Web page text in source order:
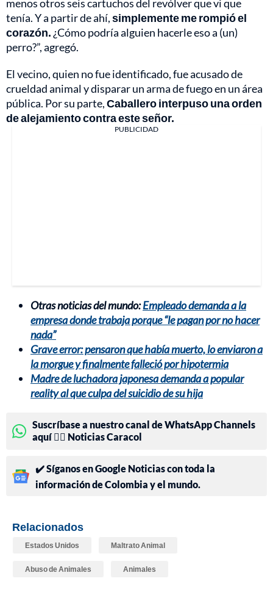
menos otros seis cartuchos del revólver que vi que
tenía. Y a partir de ahí,simplemente me rompió el
corazón. ¿Cómo podría alguien hacerle eso a (un)
perro?”, agregó.
El vecino, quien no fue identificado, fue acusado de
crueldad animal y disparar un arma de fuego en un área
pública. Por su parte,Caballero interpuso una orden
de alejamiento contra este señor.
PUBLICIDAD
Otras noticias del mundo:Empleado demanda a la
empresa donde trabaja porque “le pagan por no hacer
nada”
Grave error: pensaron que había muerto, lo enviaron a
la morgue y finalmente falleció por hipotermia
Madre de luchadora japonesa demanda a popular
reality al que culpa del suicidio de su hija
Suscríbase a nuestro canal de WhatsApp Channels
aquí 👉🏻 Noticias Caracol
✔️ Síganos en Google Noticias con toda la
información de Colombia y el mundo.
Relacionados
Estados Unidos Maltrato Animal
Abuso de Animales Animales